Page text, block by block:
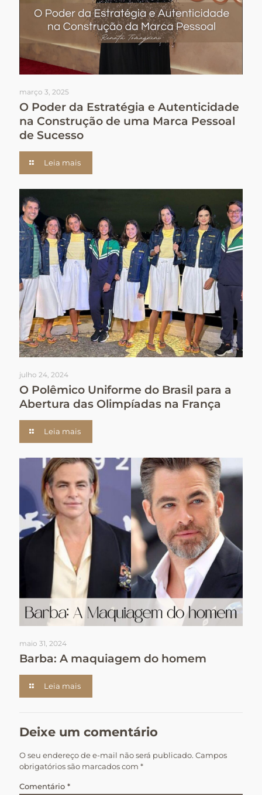
março 3, 2025
O Poder da Estratégia e Autenticidade
na Construção de uma Marca Pessoal
de Sucesso
Leia mais
julho 24, 2024
O Polêmico Uniforme do Brasil para a
Abertura das Olimpíadas na França
Leia mais
maio 31, 2024
Barba: A maquiagem do homem
Leia mais
Deixe um comentário
O seu endereço de e-mail não será publicado. Campos
obrigatórios são marcados com *
Comentário *